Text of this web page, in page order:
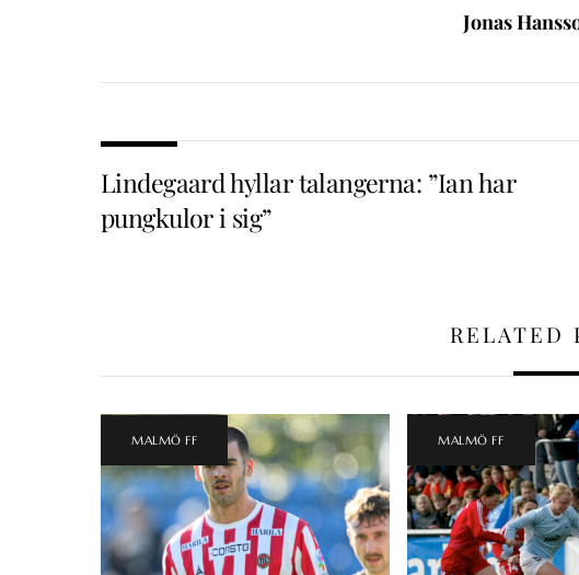
Jonas
Lindegaard hyllar talangerna: ”Ian har
pungkulor i sig”
RELATED
MALMÖ FF MALMÖ FF